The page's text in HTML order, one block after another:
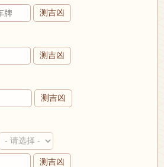
测吉凶
测吉凶
测吉凶
测吉凶